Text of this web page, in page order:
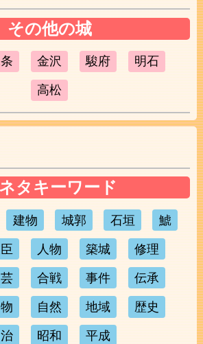
その他の城
金沢 駿府 明石
高松
タキーワード
建物 城郭 石垣 鯱
人物 築城 修理
合戦 事件 伝承
自然 地域 歴史
昭和 平成